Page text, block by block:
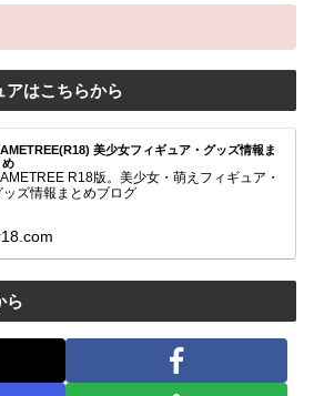
アはこちらから
美少女フィギュア・グッズ情報ま
め
R18版。美少女・萌えフィギュア・
ッズ情報まとめブログ
ら